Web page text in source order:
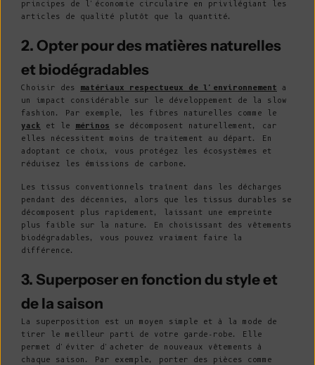
principes de l'économie circulaire en privilégiant les
articles de qualité plutôt que la quantité.
2. Opter pour des matières naturelles
et biodégradables
Choisir des matériaux respectueux de l'environnement a
un impact considérable sur le développement de la slow
fashion. Par exemple, les fibres naturelles comme le
yack
et le mérinos se décomposent naturellement, car
elles nécessitent moins de traitement au départ. En
adoptant ce choix, vous protégez les écosystèmes et
réduisez les émissions de carbone.
Les tissus conventionnels traînent dans les décharges
pendant des décennies, alors que les tissus durables se
décomposent plus rapidement, laissant une empreinte
plus faible sur la nature. En choisissant des vêtements
biodégradables, vous pouvez vraiment faire la
différence.
3. Superposer en fonction du style et
de la saison
La superposition est un moyen simple et à la mode de
tirer le meilleur parti de votre garde-robe. Elle
permet d'éviter d'acheter de nouveaux vêtements à
chaque saison. Par exemple, porter des pièces comme